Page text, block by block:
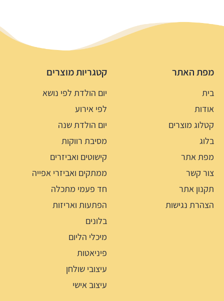
מפת האתר
בית
אודות
קטלוג מוצרים
בלוג
מפת אתר
צור קשר
תקנון אתר
הצהרת נגישות
קטגריות מוצרים
יום הולדת לפי נושא
לפי אירוע
יום הולדת שנה
מסיבת רווקות
קישוטים ואביזרים
ממתקים ואביזרי אפייה
חד פעמי מתכלה
הפתעות ואריזות
בלונים
מיכלי הליום
פיניאטות
עיצובי שולחן
עיצוב אישי